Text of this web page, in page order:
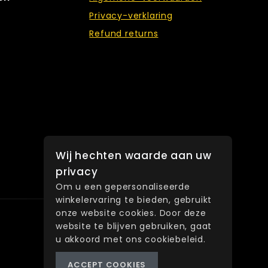
Privacy-verklaring
Refund returns
Wij hechten waarde aan uw
privacy
Om u een gepersonaliseerde
winkelervaring te bieden, gebruikt
onze website cookies. Door deze
website te blijven gebruiken, gaat
u akkoord met ons cookiebeleid.
ACCEPT COOKIES